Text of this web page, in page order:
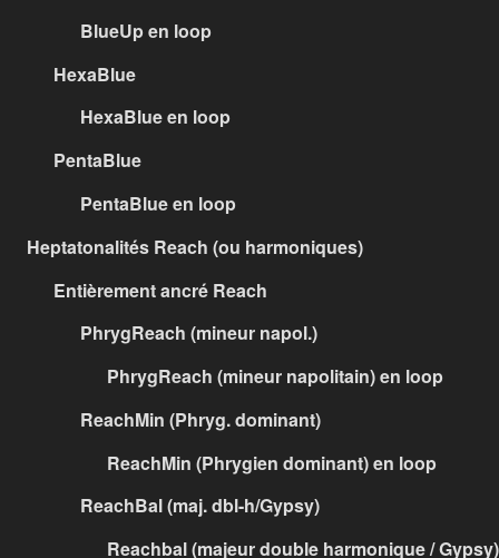
BlueUp en loop
HexaBlue
HexaBlue en loop
PentaBlue
PentaBlue en loop
Heptatonalités Reach (ou harmoniques)
Entièrement ancré Reach
PhrygReach (mineur napol.)
PhrygReach (mineur napolitain) en loop
ReachMin (Phryg. dominant)
ReachMin (Phrygien dominant) en loop
ReachBal (maj. dbl-h/Gypsy)
Reachbal (majeur double harmonique / Gypsy)